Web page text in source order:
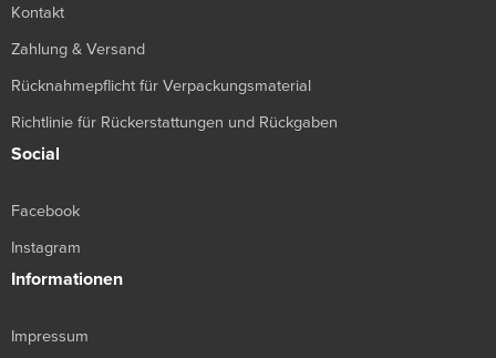
Kontakt
Zahlung & Versand
Rücknahmepflicht für Verpackungsmaterial
Richtlinie für Rückerstattungen und Rückgaben
Social
Facebook
Instagram
Informationen
Impressum